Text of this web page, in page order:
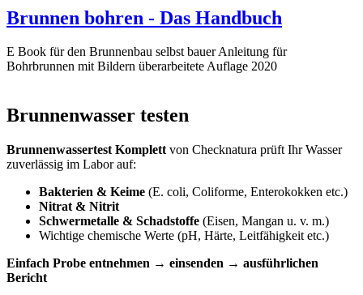
Brunnen bohren - Das Handbuch
E Book für den Brunnenbau selbst bauer Anleitung für
Bohrbrunnen mit Bildern überarbeitete Auflage 2020
Brunnenwasser testen
Brunnenwassertest Komplett von Checknatura prüft Ihr Wasser
zuverlässig im Labor auf:
Bakterien & Keime (E. coli, Coliforme, Enterokokken etc.)
Nitrat & Nitrit
Schwermetalle & Schadstoffe (Eisen, Mangan u. v. m.)
Wichtige chemische Werte (pH, Härte, Leitfähigkeit etc.)
Einfach Probe entnehmen → einsenden → ausführlichen
Bericht